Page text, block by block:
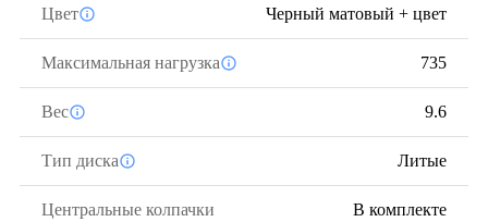
Цвет Черный матовый + цвет
Максимальная нагрузка 735
Вес 9.6
Тип диска Литые
Центральные колпачки В комплекте